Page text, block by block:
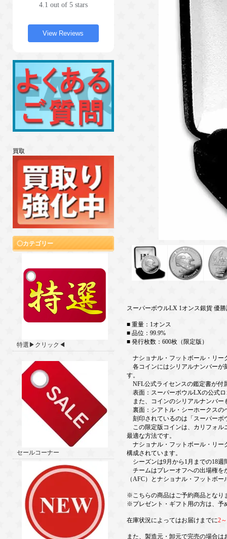
4.1 out of 5 stars
View Reviews
買取
カテゴリー
特選▶クリック◀
セールコーナー
スーパーボウルLX 1オンス銀貨 優
■ 重量：1オンス
■ 品位：99.9%
■ 発行枚数：600枚（限定版）
ナショナル・フットボール・リー
各コインにはシリアルナンバーが
す。
NFL公式ライセンスの鑑定書が付
表面：スーパーボウルLXの公式
また、コインのシリアルナンバー
裏面：シアトル・シーホークスの
刻印されているのは「スーパーボ
この限定版コインは、カリフォル
最適な方法です。
ナショナル・フットボール・リー
構成されています。
シーズンは9月から1月までの18週
チームはプレーオフへの出場権を
（AFC）とナショナル・フットボ
※こちらの商品はご予約商品となり
※プレゼント・ギフト用の方は、予
在庫状況によってはお届けまでに2
また、製造元・卸元で完売の場合